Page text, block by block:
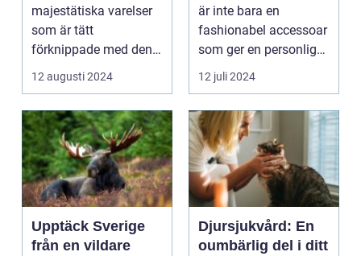
majestätiska varelser
som är tätt
förknippade med den
svenska ...
12 augusti 2024
är inte bara en
fashionabel accessoar
som ger en personlig
touch ...
12 juli 2024
Upptäck Sverige
från en vildare
Djursjukvård: En
oumbärlig del i ditt